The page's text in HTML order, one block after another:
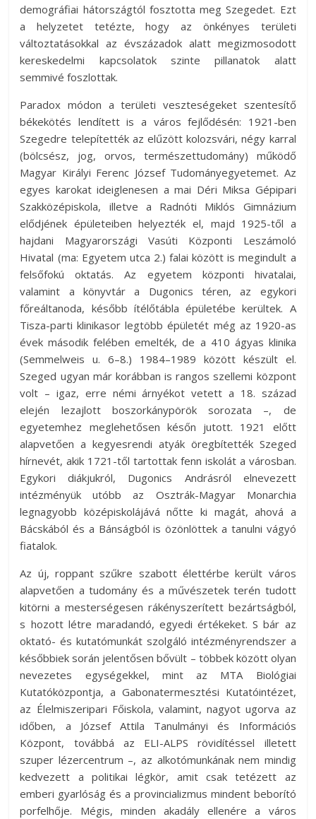
demográfiai hátországtól fosztotta meg Szegedet. Ezt
a helyzetet tetézte, hogy az önkényes területi
változtatásokkal az évszázadok alatt megizmosodott
kereskedelmi kapcsolatok szinte pillanatok alatt
semmivé foszlottak.
Paradox módon a területi veszteségeket szentesítő
békekötés lendített is a város fejlődésén: 1921-ben
Szegedre telepítették az elűzött kolozsvári, négy karral
(bölcsész, jog, orvos, természettudomány) működő
Magyar Királyi Ferenc József Tudományegyetemet. Az
egyes karokat ideiglenesen a mai Déri Miksa Gépipari
Szakközépiskola, illetve a Radnóti Miklós Gimnázium
elődjének épületeiben helyezték el, majd 1925-től a
hajdani Magyarországi Vasúti Központi Leszámoló
Hivatal (ma: Egyetem utca 2.) falai között is megindult a
felsőfokú oktatás. Az egyetem központi hivatalai,
valamint a könyvtár a Dugonics téren, az egykori
főreáltanoda, később ítélőtábla épületébe kerültek. A
Tisza-parti klinikasor legtöbb épületét még az 1920-as
évek második felében emelték, de a 410 ágyas klinika
(Semmelweis u. 6–8.) 1984–1989 között készült el.
Szeged ugyan már korábban is rangos szellemi központ
volt – igaz, erre némi árnyékot vetett a 18. század
elején lezajlott boszorkánypörök sorozata –, de
egyetemhez meglehetősen későn jutott. 1921 előtt
alapvetően a kegyesrendi atyák öregbítették Szeged
hírnevét, akik 1721-től tartottak fenn iskolát a városban.
Egykori diákjukról, Dugonics Andrásról elnevezett
intézményük utóbb az Osztrák-Magyar Monarchia
legnagyobb középiskolájává nőtte ki magát, ahová a
Bácskából és a Bánságból is özönlöttek a tanulni vágyó
fiatalok.
Az új, roppant szűkre szabott élettérbe került város
alapvetően a tudomány és a művészetek terén tudott
kitörni a mesterségesen rákényszerített bezártságból,
s hozott létre maradandó, egyedi értékeket. S bár az
oktató- és kutatómunkát szolgáló intézményrendszer a
későbbiek során jelentősen bővült – többek között olyan
nevezetes egységekkel, mint az MTA Biológiai
Kutatóközpontja, a Gabonatermesztési Kutatóintézet,
az Élelmiszeripari Főiskola, valamint, nagyot ugorva az
időben, a József Attila Tanulmányi és Információs
Központ, továbbá az ELI-ALPS rövidítéssel illetett
szuper lézercentrum –, az alkotómunkának nem mindig
kedvezett a politikai légkör, amit csak tetézett az
emberi gyarlóság és a provincializmus mindent beborító
porfelhője. Mégis, minden akadály ellenére a város